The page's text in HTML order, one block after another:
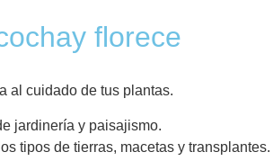
florece
al cuidado de tus plantas.
jardinería y paisajismo.
tipos de tierras, macetas y transplantes.